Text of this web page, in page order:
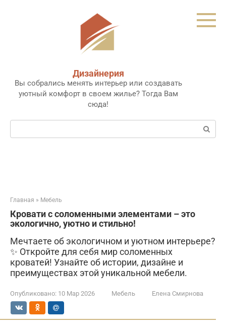
Дизайнерия
Вы собрались менять интерьер или создавать
уютный комфорт в своем жилье? Тогда Вам
сюда!
Поиск:
Главная » Мебель
Кровати с соломенными элементами – это
экологично, уютно и стильно!
Мечтаете об экологичном и уютном интерьере?
✨ Откройте для себя мир соломенных
кроватей! Узнайте об истории, дизайне и
преимуществах этой уникальной мебели.
Опубликовано: 10 Мар 2026 Мебель Елена Смирнова